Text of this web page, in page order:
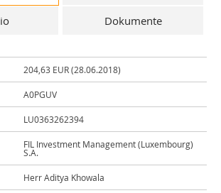
Dokumente
204,63 EUR (28.06.2018)
A0PGUV
LU0363262394
FIL Investment Management (Luxembourg)
S.A.
Herr Aditya Khowala